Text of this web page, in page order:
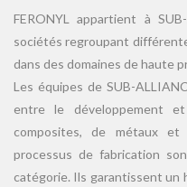
FERONYL appartient à
sociétés regroupant
dans des domaines de haute
Les équipes de SUB-
entre le développement
composites, de métaux et
processus de fabrication
catégorie. Ils garantissent un